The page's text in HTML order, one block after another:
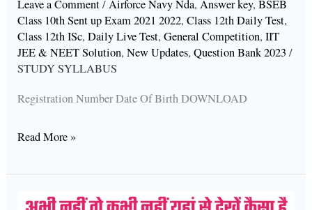
Leave a Comment/Airforce Navy Nda,Answer key,BSEB
Class 10th Sent up Exam 2021 2022,Class 12th Daily Test,
Class 12th ISc,Daily Live Test,General Competition,IIT
JEE & NEET Solution,New Updates,Question Bank 2023 /
STUDY SYLLABUS
Registration Number Date Of Birth DOWNLOAD
Admit
Card
Download
Link
2023
Read More »
Bihar